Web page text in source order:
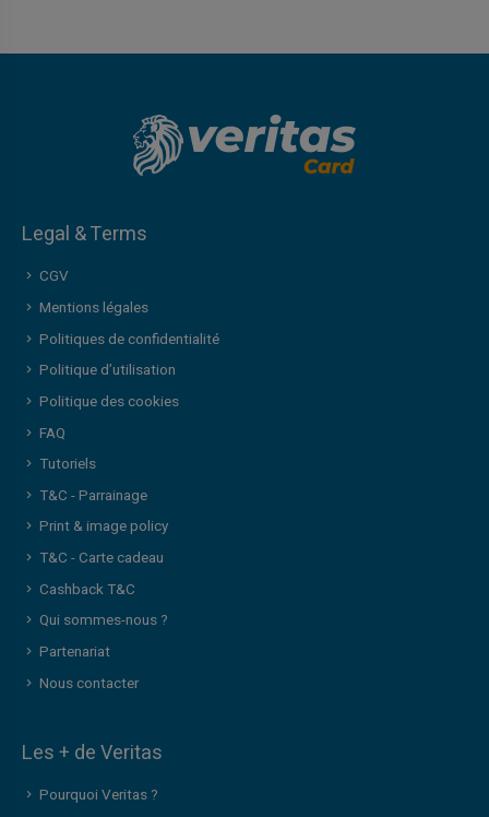
Legal & Terms
CGV
Mentions légales
Politiques de confidentialité
Politique d’utilisation
Politique des cookies
FAQ
Tutoriels
T&C - Parrainage
Print & image policy
T&C - Carte cadeau
Cashback T&C
Qui sommes-nous ?
Partenariat
Nous contacter
Les + de Veritas
Pourquoi Veritas ?